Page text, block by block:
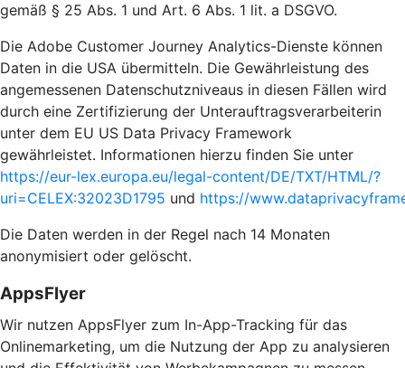
gemäß § 25 Abs. 1 und Art. 6 Abs. 1 lit. a DSGVO.
Die Adobe Customer Journey Analytics-Dienste können
Daten in die USA übermitteln. Die Gewährleistung des
angemessenen Datenschutzniveaus in diesen Fällen wird
durch eine Zertifizierung der Unterauftragsverarbeiterin
unter dem EU US Data Privacy Framework
gewährleistet. Informationen hierzu finden Sie unter
https://eur-lex.europa.eu/legal-content/DE/TXT/HTML/?
uri=CELEX:32023D1795 und https://
Die Daten werden in der Regel nach 14 Monaten
anonymisiert oder gelöscht.
AppsFlyer
Wir nutzen AppsFlyer zum In-App-Tracking für das
Onlinemarketing, um die Nutzung der App zu analysieren